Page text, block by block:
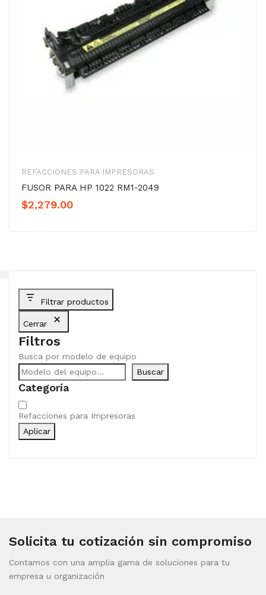
REFACCIONES PARA IMPRESORAS
FUSOR PARA HP 1022 RM1-2049
$2,279.00
Filtrar productos
Cerrar
Filtros
Busca por modelo de equipo
Buscar
Categoría
Categoría
Refacciones para Impresoras
Aplicar
Solicita tu cotización sin compromiso
Contamos con una amplia gama de soluciones para tu
empresa u organización